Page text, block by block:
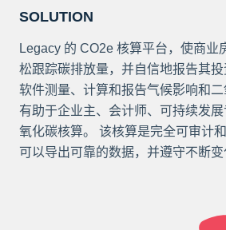
SOLUTION
Legacy 的 CO2e 核算平台，使商业
松跟踪碳排放量，并自信地报告其
软件测量、计算和报告气候影响和
有助于企业主、会计师、可持续发
氧化碳核算。 该核算是完全可审计
可以导出可靠的数据，并遵守不断变